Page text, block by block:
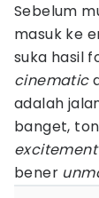
Sebelum
masuk ke
suka hasil
cinematic
adalah
banget,
excitement
bener